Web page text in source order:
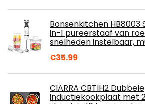
Bonsenkitchen HB8003
in-1 pureerstaaf van
snelheden instelbaar,
€35.99
CIARRA CBTIH2 Dubbele
inductiekookplaat met